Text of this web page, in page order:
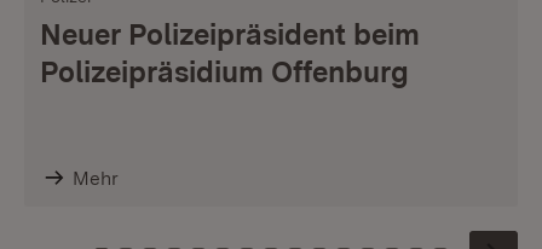
Neuer Polizeipräsident beim
Polizeipräsidium Offenburg
Mehr